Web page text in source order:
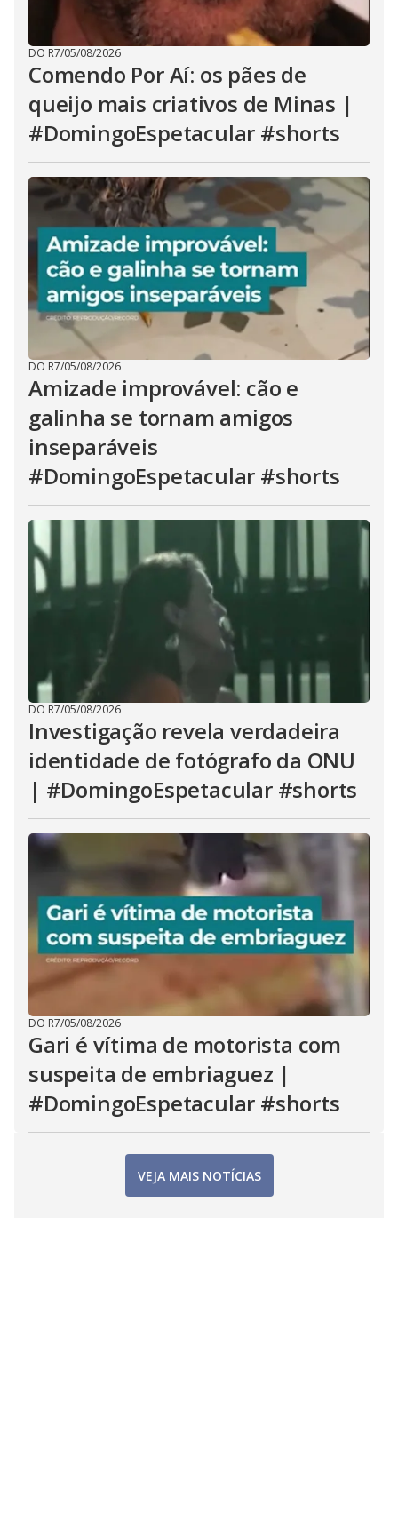
DO R7/05/08/2026
Comendo Por Aí: os pães de
queijo mais criativos de Minas |
#DomingoEspetacular #shorts
DO R7/05/08/2026
Amizade improvável: cão e
galinha se tornam amigos
inseparáveis
#DomingoEspetacular #shorts
DO R7/05/08/2026
Investigação revela verdadeira
identidade de fotógrafo da ONU
| #DomingoEspetacular #shorts
DO R7/05/08/2026
Gari é vítima de motorista com
suspeita de embriaguez |
#DomingoEspetacular #shorts
VEJA MAIS NOTÍCIAS